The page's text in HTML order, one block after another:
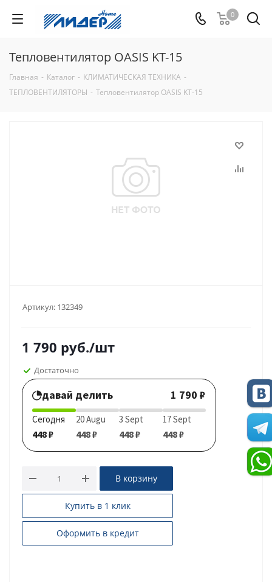
0
Тепловентилятор OASIS KT-15
Главная - Каталог - КЛИМАТИЧЕСКАЯ ТЕХНИКА -
ТЕПЛОВЕНТИЛЯТОРЫ - Тепловентилятор OASIS KT-15
Артикул: 132349
1 790 руб./шт
Достаточно
давай делить 1 790 ₽
Сегодня
448 ₽
20 Augu
448 ₽
3 Sept
448 ₽
17 Sept
448 ₽
В корзину
Купить в 1 клик
Оформить в кредит